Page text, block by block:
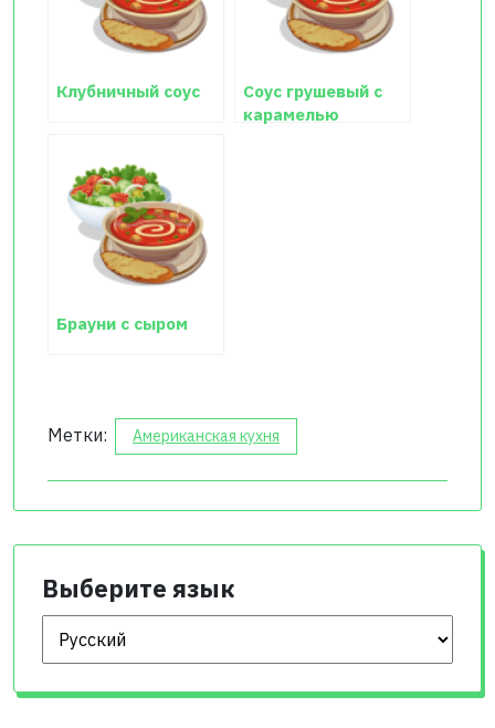
Клубничный соус
Соус грушевый с
карамелью
Брауни с сыром
Метки: Американская кухня
Выберите язык
Выберите язык